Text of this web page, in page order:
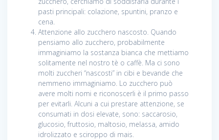
pasti principali: colazione, spuntini, pranzo e
cena.
Attenzione allo zucchero nascosto. Quando
pensiamo allo zucchero, probabilmente
immaginiamo la sostanza bianca che mettiamo
solitamente nel nostro tè o caffè. Ma ci sono
molti zuccheri “nascosti” in cibi e bevande che
nemmeno immaginiamo. Lo zucchero può
avere molti nomi e riconoscerli è il primo passo
per evitarli. Alcuni a cui prestare attenzione, se
consumati in dosi elevate, sono: saccarosio,
glucosio, fruttosio, maltosio, melassa, amido
idrolizzato e sciroppo di mais.